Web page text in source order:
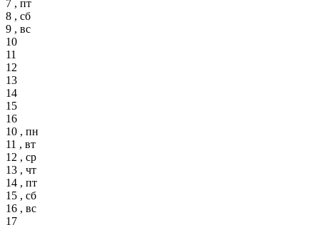
7 , пт
8 , сб
9 , вс
10
11
12
13
14
15
16
10 , пн
11 , вт
12 , ср
13 , чт
14 , пт
15 , сб
16 , вс
17